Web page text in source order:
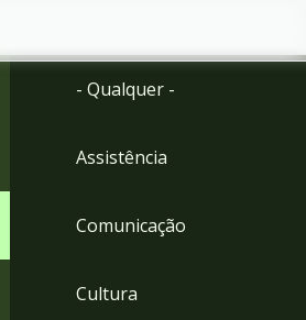
- Qualquer -
Assistência
Comunicação
Cultura